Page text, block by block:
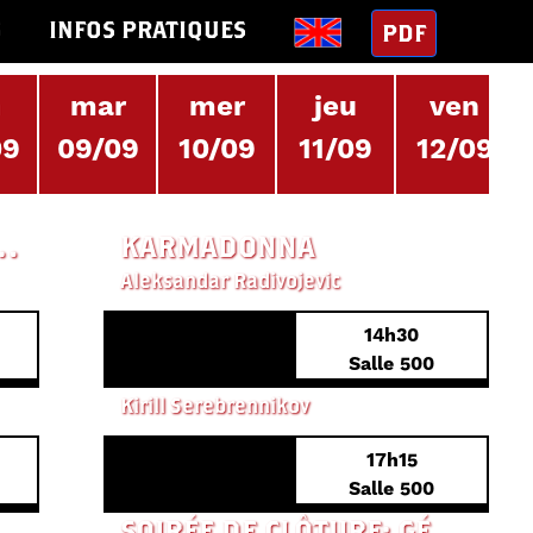
INFOS PRATIQUES PDF
mar
09/09
mer
10/09
jeu
11/09
ven
12/09
TRUTH AND NOTHING BUTT KARMADONNA
Aleksandar Radivojevic
14h30
Salle 500LA DISPARITION DE JOSEF MENGELE
Kirill Serebrennikov
17h15
Salle 500